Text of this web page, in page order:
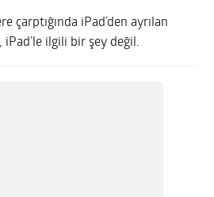
çarptığında iPad’den ayrılan
ilgili bir şey değil.